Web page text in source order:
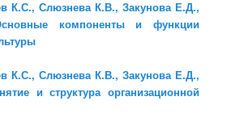
К.С., Слюзнева К.В., Закунова Е.Д.,
компоненты и функции
К.С., Слюзнева К.В., Закунова Е.Д.,
и структура организационной